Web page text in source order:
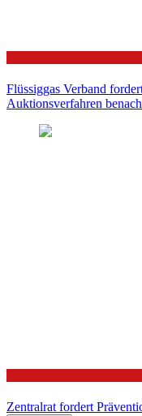
Flüssiggas Verband
Auktionsverfahren
Zentralrat fordert